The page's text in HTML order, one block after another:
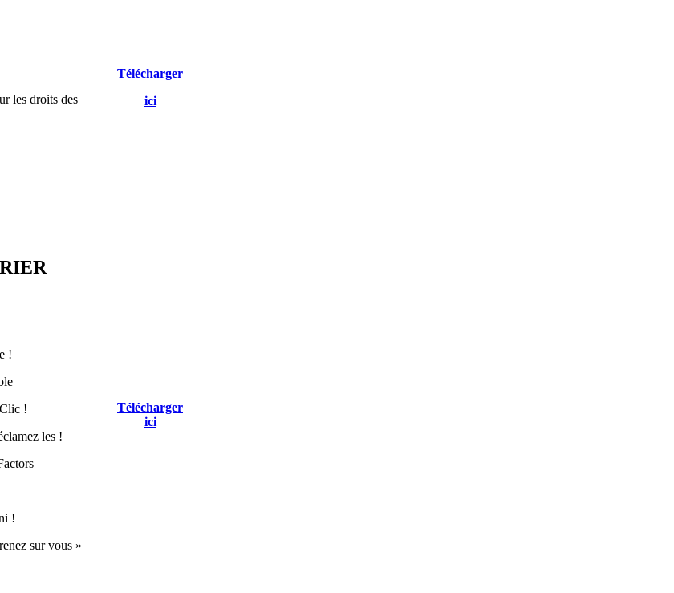
les droits des
Télécharger
ici
!
!
les !
!
sur vous »
Télécharger
ici